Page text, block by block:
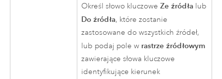
Określ słowo kluczoweZe źródła lub
Do źródła, które zostanie
zastosowane do wszystkich źródeł,
lub podaj pole w rastrze źródłowym
zawierające słowa kluczowe
identyfikujące kierunek